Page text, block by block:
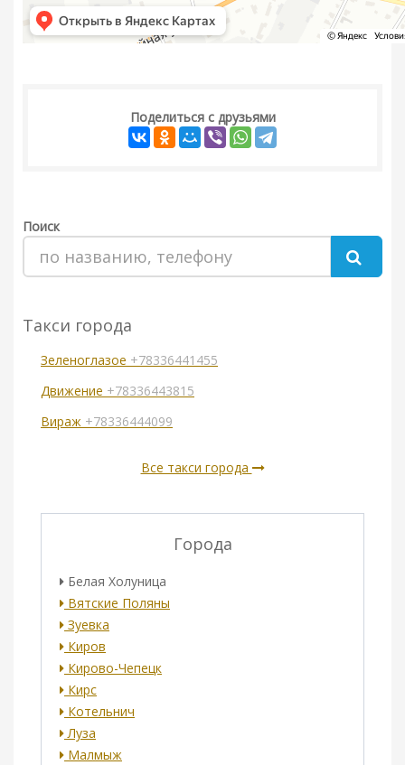
Поделиться с друзьями
Поиск
Такси города
Зеленоглазое +78336441455
Движение +78336443815
Вираж +78336444099
Все такси города
Города
Белая Холуница
Вятские Поляны
Зуевка
Киров
Кирово-Чепецк
Кирс
Котельнич
Луза
Малмыж